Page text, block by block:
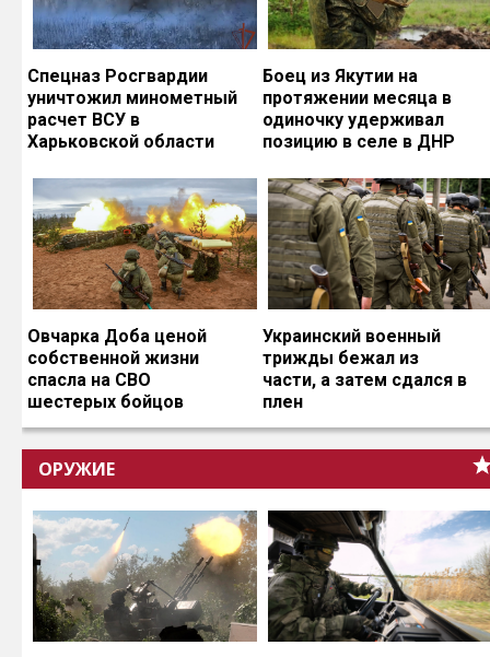
Спецназ Росгвардии
уничтожил минометный
расчет ВСУ в
Харьковской области
Боец из Якутии на
протяжении месяца в
одиночку удерживал
позицию в селе в ДНР
Овчарка Доба ценой
собственной жизни
спасла на СВО
шестерых бойцов
Украинский военный
трижды бежал из
части, а затем сдался в
плен
ОРУЖИЕ